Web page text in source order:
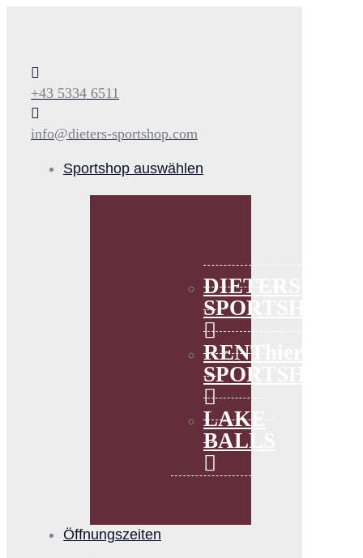
+43 5334 6511
info@dieters-sportshop.com
Sportshop auswählen
DIETERS
SPORTSHOP
RENThier
SPORTSHOP
LAKE
BALLS
Öffnungszeiten